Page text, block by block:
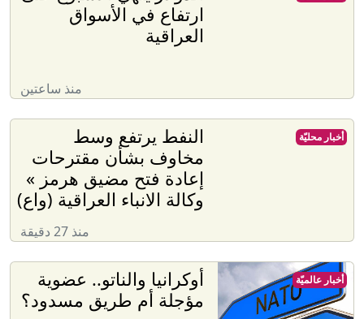
ارتفاع في الأسواق
العراقية
منذ ساعتين
النفط يرتفع وسط
مخاوف بشأن مقترحات
إعادة فتح مضيق هرمز »
وكالة الانباء العراقية (واع)
منذ 27 دقيقة
أخبار محليّة
أوكرانيا والناتو.. عضوية
مؤجلة أم طريق مسدود؟
أخبار عالميّة